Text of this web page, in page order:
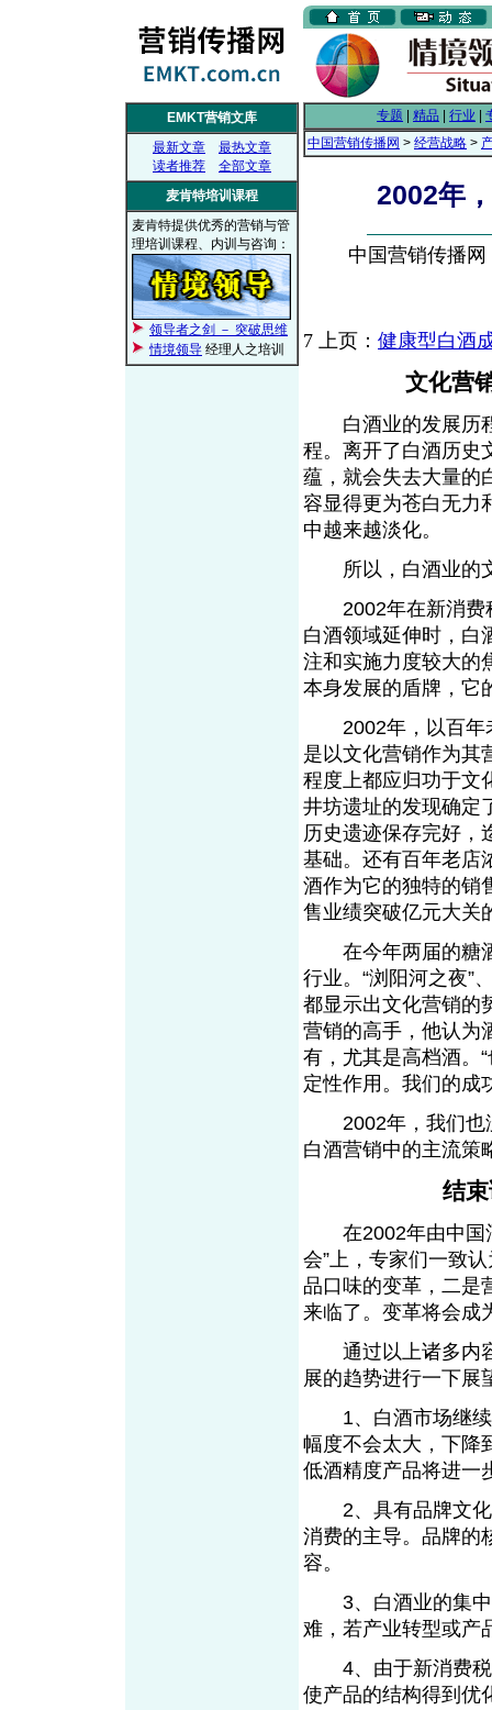
EMKT营销文库
最新文章
最热文章
读者推荐
全部文章
麦肯特培训课程
麦肯特提供优秀的营销与管
理培训课程、内训与咨询：
领导者之剑 － 突破思维
情境领导 经理人之培训
专题 精品 行业
中国营销传播网 > 经营战略 >
2002年
中国营销传播
7 上页： 健康型白酒
文化营
白酒业的发展历程
程。离开了白酒历史
蕴，就会失去大量的
容显得更为苍白无力
中越来越淡化。
所以，白酒业的文
2002年在新消费税
白酒领域延伸时，白
注和实施力度较大的
本身发展的盾牌，它
2002年，以百年老
是以文化营销作为其
程度上都应归功于文
井坊遗址的发现确定
历史遗迹保存完好，
基础。还有百年老店
酒作为它的独特的销
售业绩突破亿元大关
在今年两届的糖酒
行业。“浏阳河之夜”
都显示出文化营销的
营销的高手，他认为
有，尤其是高档酒。
定性作用。我们的成
2002年，我们也没
白酒营销中的主流策
结
在2002年由中国酒
会”上，专家们一致
品口味的变革，二是
来临了。变革将会成
通过以上诸多内容
展的趋势进行一下展
1、白酒市场继续
幅度不会太大，下降
低酒精度产品将进一
2、具有品牌文化
消费的主导。品牌的
容。
3、白酒业的集中
难，若产业转型或产
4、由于新消费税
使产品的结构得到优